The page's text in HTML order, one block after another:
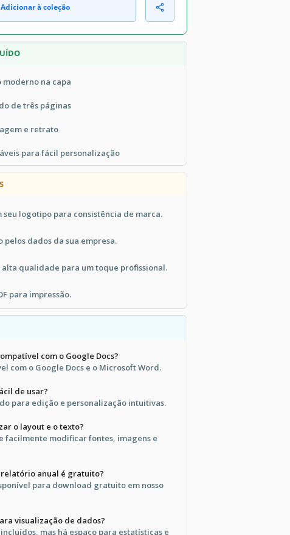
Adicionar à coleção
na capa
de três páginas
e retrato
para fácil personalização
seu logotipo para consistência de marca.
pelos dados da sua empresa.
alta qualidade para um toque profissional.
para impressão.
com o Google Docs?
com o Google Docs e o Microsoft Word.
de usar?
para edição e personalização intuitivas.
o layout e o texto?
facilmente modificar fontes, imagens e
relatório anual é gratuito?
para download gratuito em nosso
visualização de dados?
mas há espaço para estatísticas e